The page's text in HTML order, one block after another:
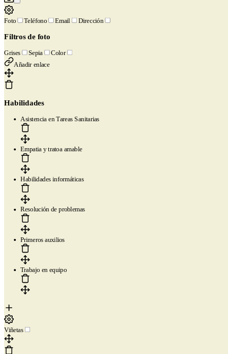
Foto Teléfono Email Dirección
Filtros de foto
Grises Sepia Color
Añadir enlace
Habilidades
Asistencia en Tareas Sanitarias
Empatia y tratoa amable
Habilidades informáticas
Resolución de problemas
Primeros auxilios
Trabajo en equipo
Viñetas